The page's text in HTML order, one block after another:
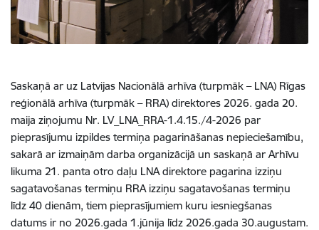
Saskaņā ar uz Latvijas Nacionālā arhīva (turpmāk – LNA) Rīgas
reģionālā arhīva (turpmāk – RRA) direktores 2026. gada 20.
maija ziņojumu Nr. LV_LNA_RRA-1.4.15./4-2026 par
pieprasījumu izpildes termiņa pagarināšanas nepieciešamību,
sakarā ar izmaiņām darba organizācijā un saskaņā ar Arhīvu
likuma 21. panta otro daļu LNA direktore pagarina izziņu
sagatavošanas termiņu RRA izziņu sagatavošanas termiņu
līdz 40 dienām, tiem pieprasījumiem kuru iesniegšanas
datums ir no 2026.gada 1.jūnija līdz 2026.gada 30.augustam.